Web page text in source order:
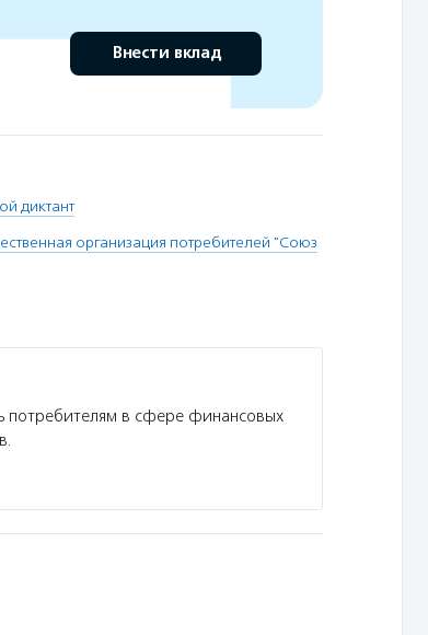
Внести вклад
диктант
организация потребителей "Союз
в сфере финансовых